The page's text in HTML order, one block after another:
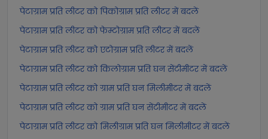
पेटाग्राम प्रति लीटर को पिकोग्राम प्रति लीटर में बदलें
पेटाग्राम प्रति लीटर को फेम्टोग्राम प्रति लीटर में बदलें
पेटाग्राम प्रति लीटर को एटोग्राम प्रति लीटर में बदलें
पेटाग्राम प्रति लीटर को किलोग्राम प्रति घन सेंटीमीटर में बदलें
पेटाग्राम प्रति लीटर को ग्राम प्रति घन मिलीमीटर में बदलें
पेटाग्राम प्रति लीटर को ग्राम प्रति घन सेंटीमीटर में बदलें
पेटाग्राम प्रति लीटर को मिलीग्राम प्रति घन मिलीमीटर में बदलें